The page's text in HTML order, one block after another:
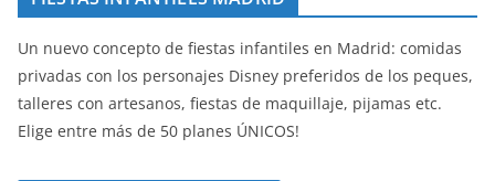
Un nuevo concepto de fiestas infantiles en Madrid: comidas
privadas con los personajes Disney preferidos de los peques,
talleres con artesanos, fiestas de maquillaje, pijamas etc.
Elige entre más de 50 planes ÚNICOS!